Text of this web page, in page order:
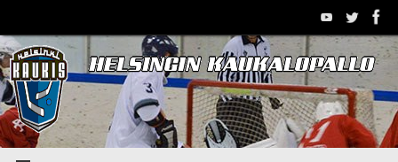
content